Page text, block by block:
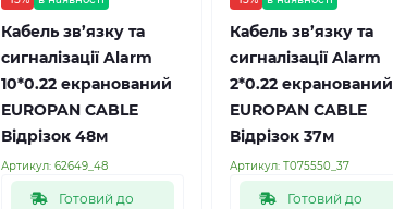
Кабель зв’язку та
сигналізації Alarm
10*0.22 екранований
EUROPAN CABLE
Відрізок 48м
Артикул: 62649_48
Готовий до
Кабель зв’язку та
сигналізації Alarm
2*0.22 екранований
EUROPAN CABLE
Відрізок 37м
Артикул: Т075550_37
Готовий до